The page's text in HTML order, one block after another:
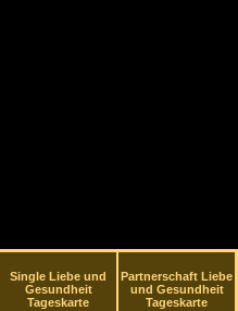
Single Liebe und
Gesundheit
Tageskarte
Partnerschaft Liebe
und Gesundheit
Tageskarte